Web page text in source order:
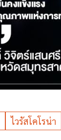
ไวรัสโคโรน่า